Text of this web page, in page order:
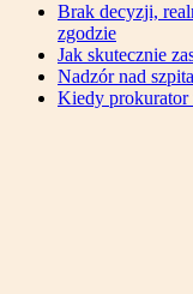
Brak decyzji,
zgodzie
Jak skutecznie
Nadzór nad
Kiedy prokurator